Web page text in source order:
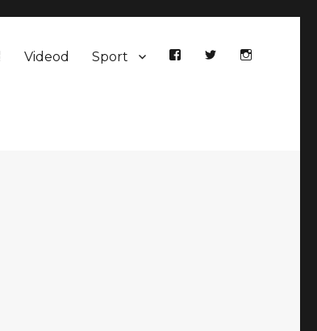
Videod Sport